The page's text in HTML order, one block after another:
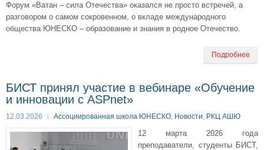
Форум «Ватан – сила Отечества» оказался не просто встречей, а
разговором о самом сокровенном, о вкладе международного
общества ЮНЕСКО – образование и знания в родное Отечество.
Подробнее
БИСТ принял участие в вебинаре «Обучение
и инновации с ASPnet»
12.03.2026 Ассоциированная школа ЮНЕСКО, Новости, РКЦ АШЮ
12 марта 2026 года
преподаватели, студенты БИСТ,